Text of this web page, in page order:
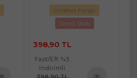
Ücretsiz Kargo
Sınırlı Stok
398,90 TL
Fast/Eft %5
indirimli